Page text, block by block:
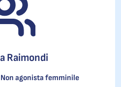
Raimondi
Non agonista femminile